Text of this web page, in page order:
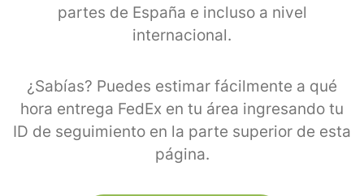
partes de España e incluso a nivel
internacional.
¿Sabías? Puedes estimar fácilmente a qué
hora entrega FedEx en tu área ingresando tu
ID de seguimiento en la parte superior de esta
página.